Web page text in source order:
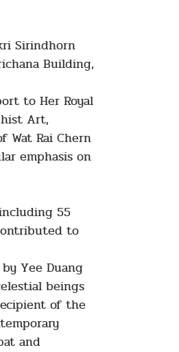
Sirindhorn
Building,
to Her Royal
Art,
Wat Rai Chern
emphasis on
55
to
Yee Duang
beings
of the
and